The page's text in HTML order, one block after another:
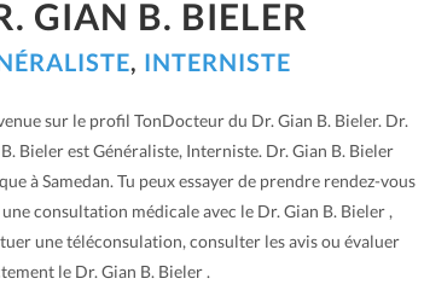
GIAN B. BIELER
, INTERNISTE
sur le profil TonDocteur du Dr. Gian B. Bieler. Dr.
Bieler est Généraliste, Interniste. Dr. Gian B. Bieler
à Samedan. Tu peux essayer de prendre rendez-vous
consultation médicale avec le Dr. Gian B. Bieler ,
une téléconsulation, consulter les avis ou évaluer
le Dr. Gian B. Bieler .